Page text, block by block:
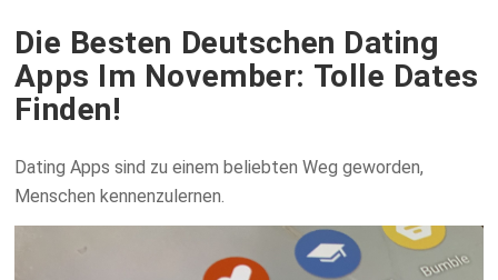
Die Besten Deutschen Dating
Apps Im November: Tolle Dates
Finden!
Dating Apps sind zu einem beliebten Weg geworden,
Menschen kennenzulernen.